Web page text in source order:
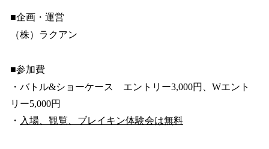
■企画・運営
（株）ラクアン
■参加費
・バトル&ショーケース エントリー3,000円、Wエント
リー5,000円
・ 入場、観覧、ブレイキン体験会は無料